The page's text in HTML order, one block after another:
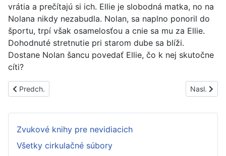
vrátia a prečítajú si ich. Ellie je slobodná matka, no na
Nolana nikdy nezabudla. Nolan, sa naplno ponoril do
športu, trpí však osamelosťou a cnie sa mu za Ellie.
Dohodnuté stretnutie pri starom dube sa blíži.
Dostane Nolan šancu povedať Ellie, čo k nej skutočne
cíti?
Predchádzajúci článok: PS1795A
Predch. Nasl.
Zvukové knihy pre nevidiacich
Všetky cirkulačné súbory